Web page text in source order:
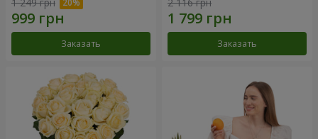
1 249 грн
Заказать
2 116 грн
Заказать